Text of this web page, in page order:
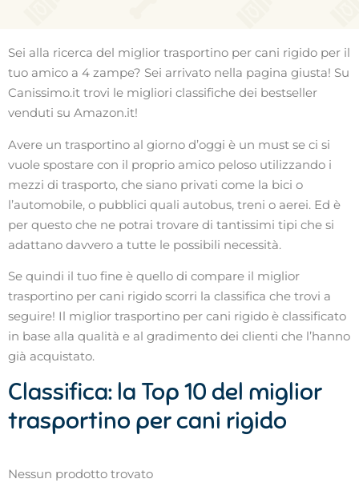
Sei alla ricerca del miglior trasportino per cani rigido per il
tuo amico a 4 zampe? Sei arrivato nella pagina giusta! Su
Canissimo.it trovi le migliori classifiche dei bestseller
venduti su Amazon.it!
Avere un trasportino al giorno d’oggi è un must se ci si
vuole spostare con il proprio amico peloso utilizzando i
mezzi di trasporto, che siano privati come la bici o
l’automobile, o pubblici quali autobus, treni o aerei. Ed è
per questo che ne potrai trovare di tantissimi tipi che si
adattano davvero a tutte le possibili necessità.
Se quindi il tuo fine è quello di compare il miglior
trasportino per cani rigido scorri la classifica che trovi a
seguire! Il miglior trasportino per cani rigido è classificato
in base alla qualità e al gradimento dei clienti che l’hanno
già acquistato.
Classifica: la Top 10 del miglior
trasportino per cani rigido
Nessun prodotto trovato